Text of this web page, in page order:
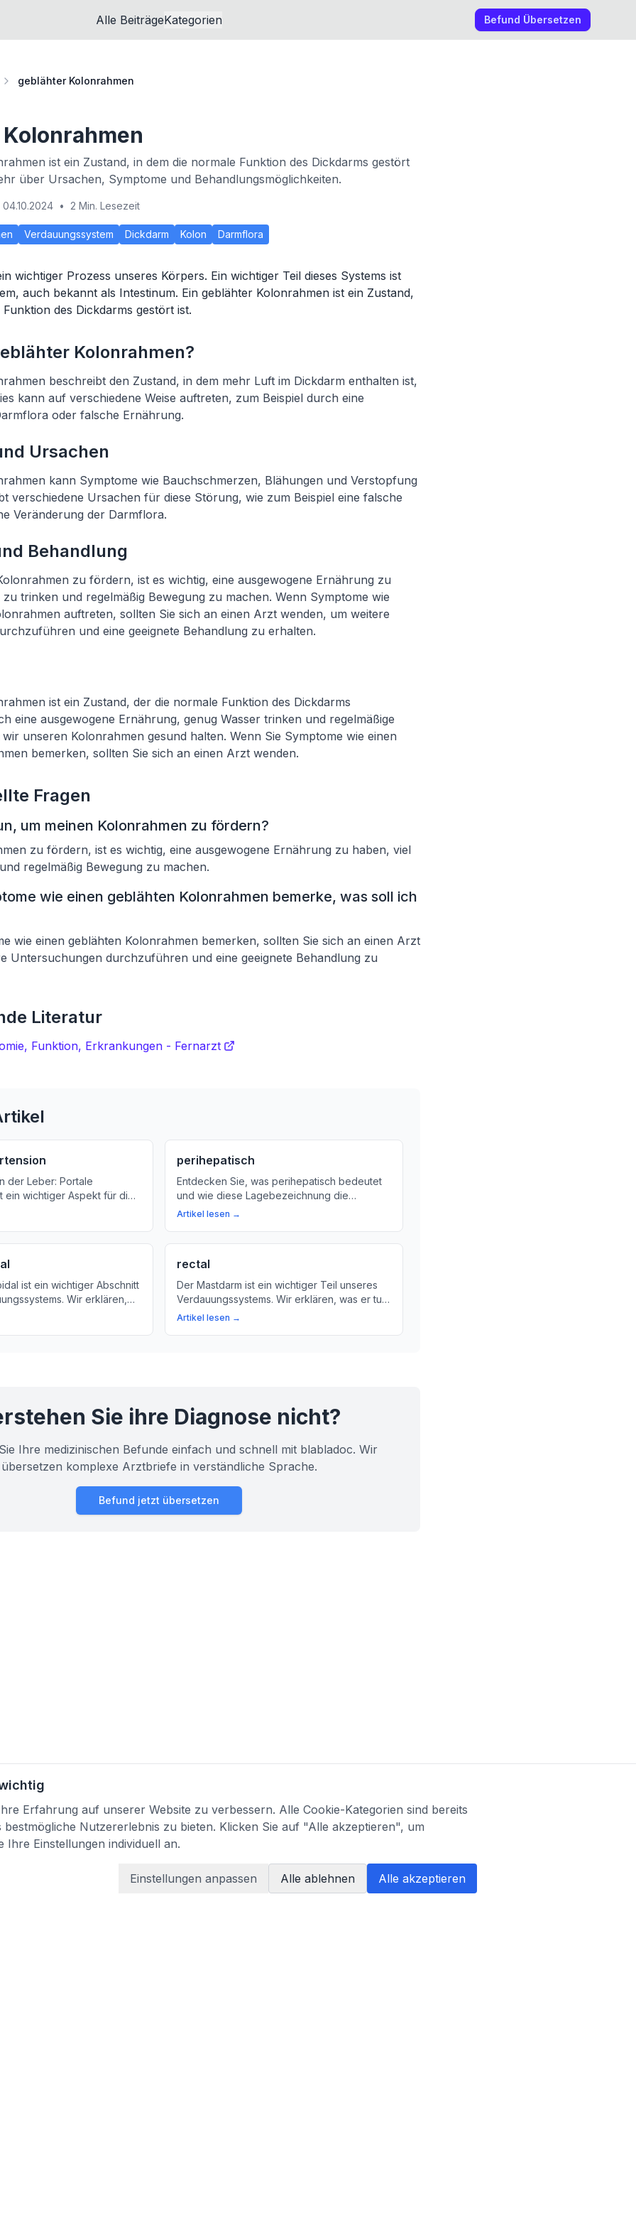
Alle BeiträgeKategorien Befund Übersetzen
geblähter Kolonrahmen
ist ein Zustand, in dem die normale Funktion des Dickdarms gestört
über Ursachen, Symptome und Behandlungsmöglichkeiten.
04.10.2024 • 2 Min. Lesezeit
Verdauungssystem Dickdarm Kolon Darmflora
wichtiger Prozess unseres Körpers. Ein wichtiger Teil dieses Systems ist
auch bekannt als Intestinum. Ein geblähter Kolonrahmen ist ein Zustand,
des Dickdarms gestört ist.
Kolonrahmen?
beschreibt den Zustand, in dem mehr Luft im Dickdarm enthalten ist,
kann auf verschiedene Weise auftreten, zum Beispiel durch eine
oder falsche Ernährung.
Ursachen
kann Symptome wie Bauchschmerzen, Blähungen und Verstopfung
verschiedene Ursachen für diese Störung, wie zum Beispiel eine falsche
Veränderung der Darmflora.
Behandlung
zu fördern, ist es wichtig, eine ausgewogene Ernährung zu
zu trinken und regelmäßig Bewegung zu machen. Wenn Symptome wie
auftreten, sollten Sie sich an einen Arzt wenden, um weitere
und eine geeignete Behandlung zu erhalten.
ist ein Zustand, der die normale Funktion des Dickdarms
eine ausgewogene Ernährung, genug Wasser trinken und regelmäßige
unseren Kolonrahmen gesund halten. Wenn Sie Symptome wie einen
bemerken, sollten Sie sich an einen Arzt wenden.
Fragen
um meinen Kolonrahmen zu fördern?
zu fördern, ist es wichtig, eine ausgewogene Ernährung zu haben, viel
regelmäßig Bewegung zu machen.
wie einen geblähten Kolonrahmen bemerke, was soll ich
wie einen geblähten Kolonrahmen bemerken, sollten Sie sich an einen Arzt
Untersuchungen durchzuführen und eine geeignete Behandlung zu
Literatur
Funktion, Erkrankungen - Fernarzt
der Leber: Portale
ein wichtiger Aspekt für die
erfahren Sie, was es
perihepatisch
Entdecken Sie, was perihepatisch bedeutet
und wie diese Lagebezeichnung die
Beziehung zwischen verschiedenen
Artikel lesen →
ist ein wichtiger Abschnitt
Wir erklären,
passiert und warum er
rectal
Der Mastdarm ist ein wichtiger Teil unseres
Verdauungssystems. Wir erklären, was er tut
und warum er wichtig ist.
Artikel lesen →
Sie ihre Diagnose nicht?
Ihre medizinischen Befunde einfach und schnell mit blabladoc. Wir
übersetzen komplexe Arztbriefe in verständliche Sprache.
Befund jetzt übersetzen
Erfahrung auf unserer Website zu verbessern. Alle Cookie-Kategorien sind bereits
Nutzererlebnis zu bieten. Klicken Sie auf "Alle akzeptieren", um
Einstellungen individuell an.
Einstellungen anpassen Alle ablehnen Alle akzeptieren